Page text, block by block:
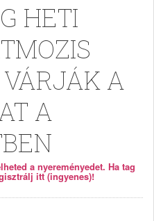
HETI
A
A
a nyereményedet. Ha tag
itt (ingyenes)!